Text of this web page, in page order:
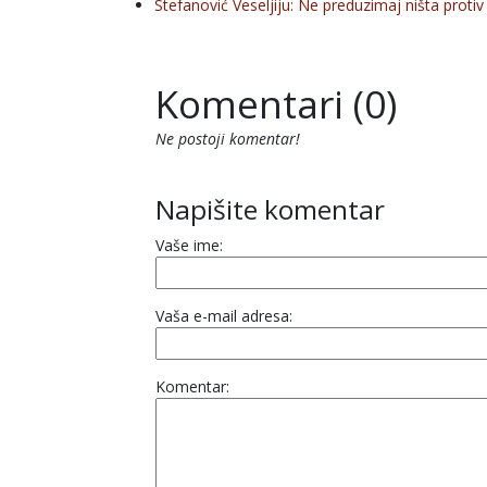
Stefanović Veseljiju: Ne preduzimaj ništa protiv
Komentari (0)
Ne postoji komentar!
Napišite komentar
Vaše ime:
Vaša e-mail adresa:
Komentar: